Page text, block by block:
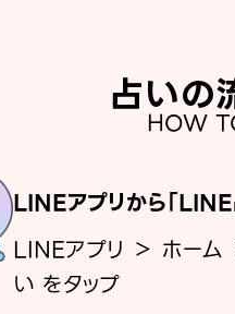
占いの
HOW
LINEアプリから「LINE
LINEアプリ ＞ ホー
い をタップ